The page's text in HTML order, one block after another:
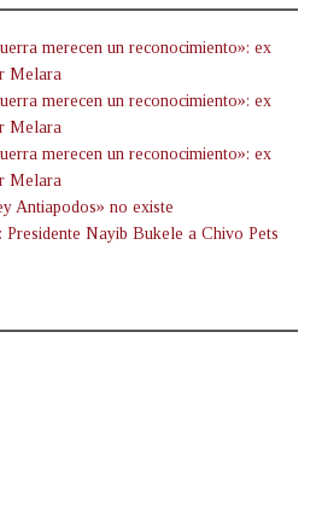
merecen un reconocimiento»: ex
Melara
merecen un reconocimiento»: ex
Melara
merecen un reconocimiento»: ex
Melara
Antiapodos» no existe
Presidente Nayib Bukele a Chivo Pets